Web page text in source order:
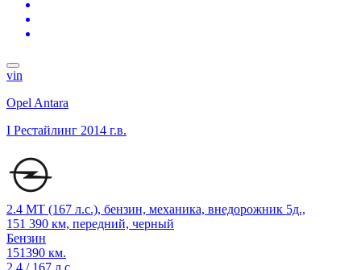
vin
Opel Antara
I Рестайлинг 2014 г.в.
2.4 MT (167 л.с.), бензин, механика, внедорожник 5д.,
151 390 км, передний, черный
Бензин
151390 км.
2.4 / 167 л.с.